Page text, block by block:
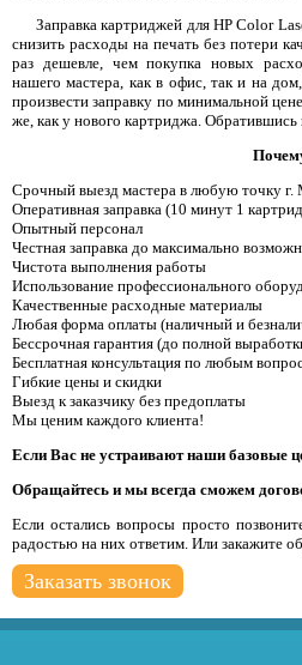
Заправка картриджей для HP Color
снизить расходы на печать без потери
раз дешевле, чем покупка новых
нашего мастера, как в офис, так и на
произвести заправку по минимальной
же, как у нового картриджа.
Срочный выезд мастера в любую точку
Оперативная заправка (10 минут 1
Опытный персонал
Честная заправка до максимально
Чистота выполнения работы
Использование профессионального
Качественные расходные материалы
Любая форма оплаты (наличный и
Бессрочная гарантия (до полной
Бесплатная консультация по любым
Гибкие цены и скидки
Выезд к заказчику без предоплаты
Мы ценим каждого клиента!
Если Вас не устраивают наши базовые
Обращайтесь и мы всегда сможем
Если остались вопросы просто
радостью на них ответим. Или закажите
Заказать звонок